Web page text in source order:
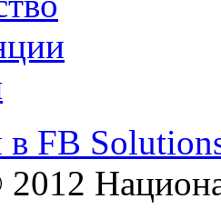
в FB